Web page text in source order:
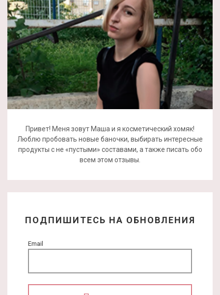
Привет! Меня зовут Маша и я косметический хомяк!
Люблю пробовать новые баночки, выбирать интересные
продукты с не «пустыми» составами, а также писать обо
всем этом отзывы.
ПОДПИШИТЕСЬ НА ОБНОВЛЕНИЯ
Email